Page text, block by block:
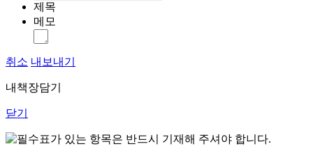
제목
메모
취소 내보내기
내책장담기
닫기
표가 있는 항목은 반드시 기재해 주셔야 합니다.